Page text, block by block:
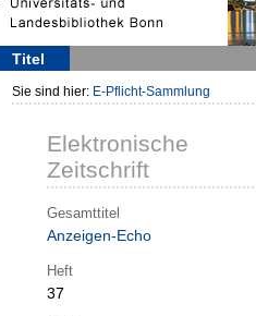
Titel
Sie sind hier: E-Pflicht-Sammlung
Elektronische
Zeitschrift
Gesamttitel
Anzeigen-Echo
Heft
37